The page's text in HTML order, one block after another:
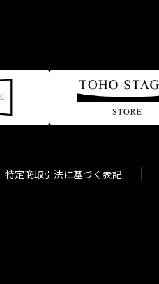
特定商取引法に基づく表記